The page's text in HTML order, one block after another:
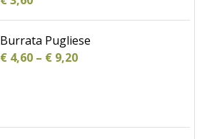
Burrata Pugliese
€4,60– €9,20